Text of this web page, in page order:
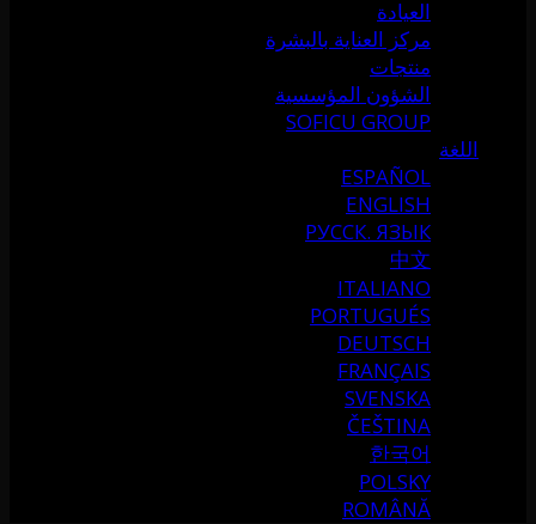
العيادة
مركز العناية بالبشرة
منتجات
الشؤون المؤسسية
SOFICU GROUP
اللغة
ESPAÑOL
ENGLISH
РУССК. ЯЗЫК
中文
ITALIANO
PORTUGUÉS
DEUTSCH
FRANÇAIS
SVENSKA
ČEŠTINA
한국어
POLSKY
ROMÂNĂ